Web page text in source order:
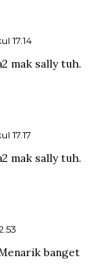
17.14
mak sally tuh.
17.17
mak sally tuh.
banget